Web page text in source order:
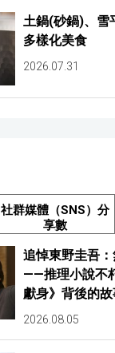
土鍋(砂鍋)、雪
多樣化美食
2026.07.31
社群媒體（SNS）分
享數
追悼東野圭吾
——推理小說不
獻身》背後的
2026.08.05